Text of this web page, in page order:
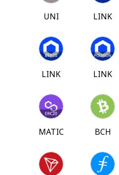
UNI LINK
LINK LINK
MATIC BCH